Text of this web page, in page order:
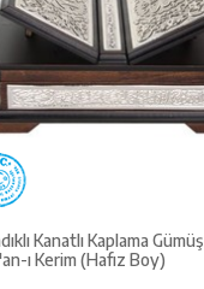
Kanatlı Kaplama Gümüş
ı Kerim (Hafız Boy)